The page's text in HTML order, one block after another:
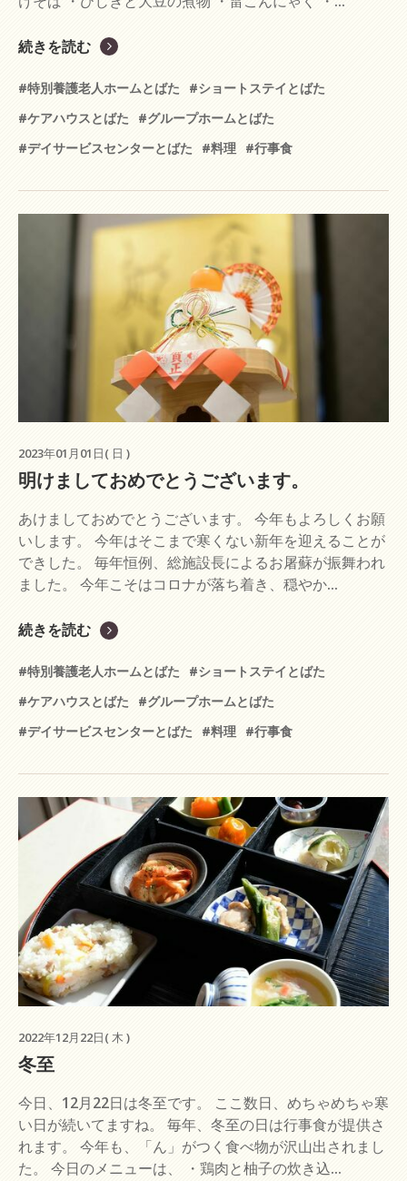
続きを読む
#特別養護老人ホームとばた
#ショートステイとばた
#ケアハウスとばた
#グループホームとばた
#デイサービスセンターとばた
#料理 #行事食
2023年01月01日( 日 )
明けましておめでとうございます。
あけましておめでとうございます。 今年もよろしくお願
いします。 今年はそこまで寒くない新年を迎えることが
できした。 毎年恒例、総施設長によるお屠蘇が振舞われ
ました。 今年こそはコロナが落ち着き、穏やか...
続きを読む
#特別養護老人ホームとばた
#ショートステイとばた
#ケアハウスとばた
#グループホームとばた
#デイサービスセンターとばた
#料理 #行事食
2022年12月22日( 木 )
冬至
今日、12月22日は冬至です。 ここ数日、めちゃめちゃ寒
い日が続いてますね。 毎年、冬至の日は行事食が提供さ
れます。 今年も、「ん」がつく食べ物が沢山出されまし
た。 今日のメニューは、 ・鶏肉と柚子の炊き込...